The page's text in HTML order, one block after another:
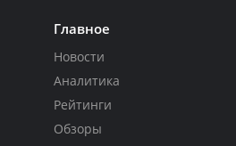
Главное
Новости
Аналитика
Рейтинги
Обзоры